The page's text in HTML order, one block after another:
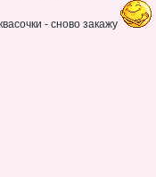
- сново закажу